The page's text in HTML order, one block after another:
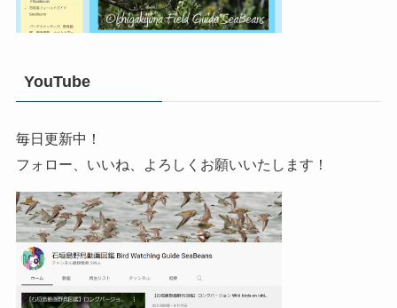
YouTube
毎日更新中！
フォロー、いいね、よろしくお願いいたします！